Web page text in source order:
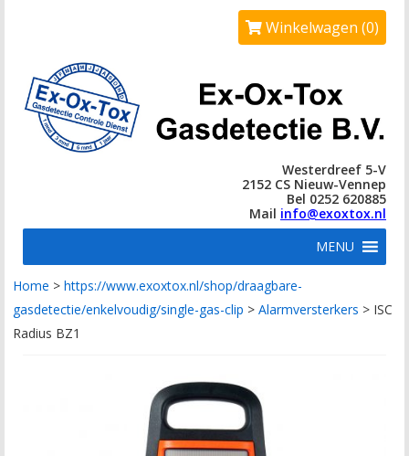
Winkelwagen (0)
Westerdreef 5-V
2152 CS Nieuw-Vennep
Bel 0252 620885
Mail info@exoxtox.nl
MENU
Home > https://www.exoxtox.nl/shop/draagbare-
gasdetectie/enkelvoudig/single-gas-clip > Alarmversterkers > ISC
Radius BZ1